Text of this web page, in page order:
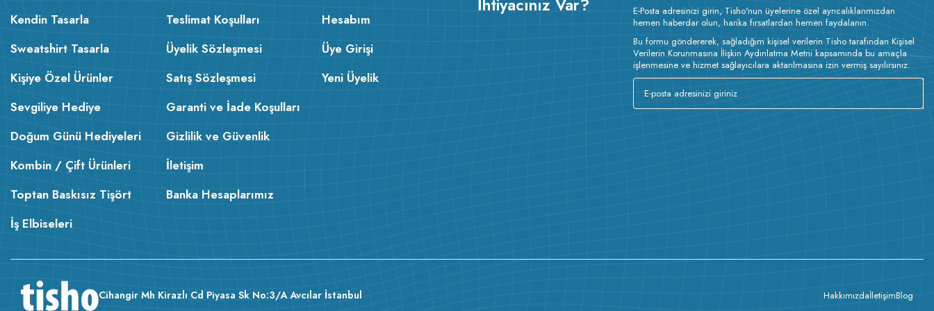
Kendin Tasarla
Sweatshirt Tasarla
Kişiye Özel Ürünler
Sevgiliye Hediye
Doğum Günü Hediyeleri
Kombin / Çift Ürünleri
Toptan Baskısız Tişört
İş Elbiseleri
Teslimat Koşulları
Üyelik Sözleşmesi
Satış Sözleşmesi
Garanti ve İade Koşulları
Gizlilik ve Güvenlik
İletişim
Banka Hesaplarımız
Hesabım
Üye Girişi
Yeni Üyelik
E-Posta adresinizi girin, Tisho'nun üyelerine özel ayrıcalıklarımızdan
hemen haberdar olun, harika fırsatlardan hemen faydalanın.
Bu formu göndererek, sağladığım kişisel verilerin Tisho tarafından Kişisel
Verilerin Korunmasına İlişkin Aydınlatma Metni kapsamında bu amaçla
işlenmesine ve hizmet sağlayıcılara aktarılmasına izin vermiş sayılırsınız.
Cihangir Mh Kirazlı Cd Piyasa Sk No:3/A Avcılar İstanbul HakkımızdaİletişimBlog